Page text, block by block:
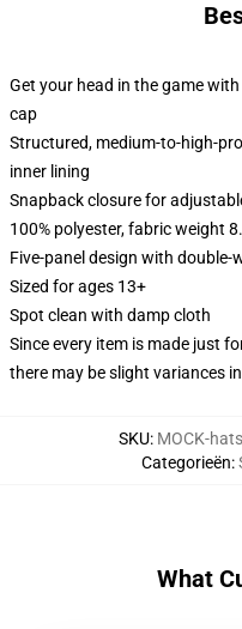
Get your head in the game
cap
Structured, medium-to-high-
inner lining
Snapback closure for
100% polyester, fabric weight
Five-panel design with
Sized for ages 13+
Spot clean with damp cloth
Since every item is made just
there may be slight variances
SKU: MOCK-
Categorieën:
What